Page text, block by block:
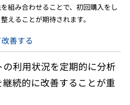
組み合わせることで、初回購入をし
えることが期待されます。
善する
の利用状況を定期的に分析
続的に改善することが重